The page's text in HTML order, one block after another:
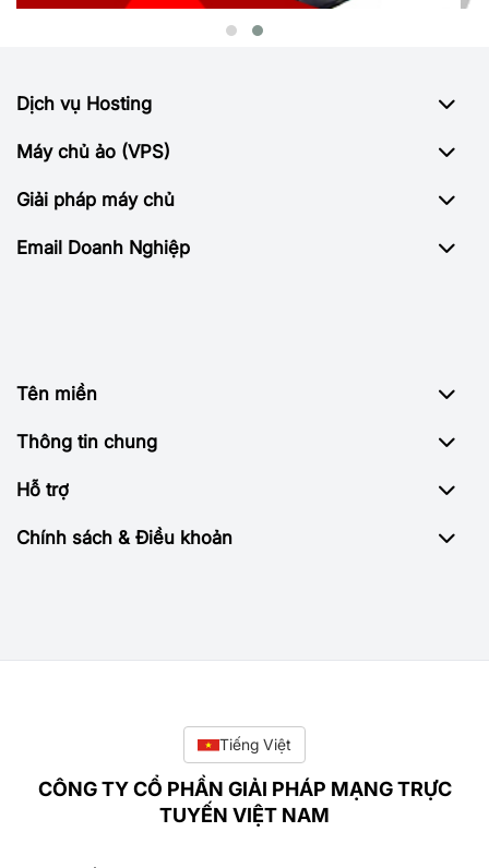
Dịch vụ Hosting
Máy chủ ảo (VPS)
Giải pháp máy chủ
Email Doanh Nghiệp
Tên miền
Thông tin chung
Hỗ trợ
Chính sách & Điều khoản
Tiếng Việt
CÔNG TY CỔ PHẦN GIẢI PHÁP MẠNG TRỰC
TUYẾN VIỆT NAM